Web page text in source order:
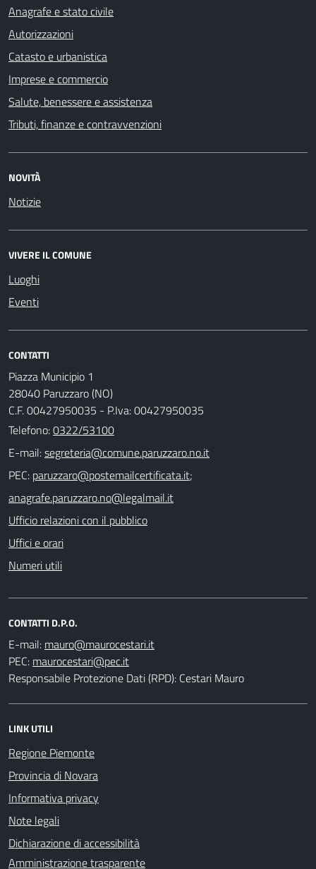
Anagrafe e stato civile
Autorizzazioni
Catasto e urbanistica
Imprese e commercio
Salute, benessere e assistenza
Tributi, finanze e contravvenzioni
NOVITÀ
Notizie
VIVERE IL COMUNE
Luoghi
Eventi
CONTATTI
Piazza Municipio 1
28040 Paruzzaro (NO)
C.F. 00427950035 - P.Iva: 00427950035
Telefono:0322/53100
E-mail:
PEC:
;
Ufficio relazioni con il pubblico
Uffici e orari
Numeri utili
CONTATTI D.P.O.
E-mail:
PEC:
Responsabile Protezione Dati (RPD): Cestari Mauro
LINK UTILI
Regione Piemonte
Provincia di Novara
Informativa privacy
Note legali
Dichiarazione di accessibilità
Amministrazione trasparente